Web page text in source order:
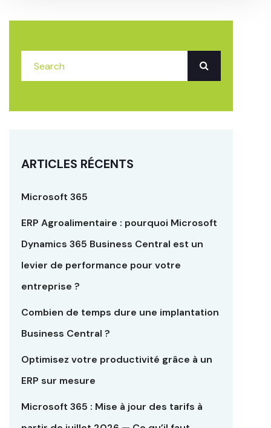
ARTICLES RÉCENTS
Microsoft 365
ERP Agroalimentaire : pourquoi Microsoft
Dynamics 365 Business Central est un
levier de performance pour votre
entreprise ?
Combien de temps dure une implantation
Business Central ?
Optimisez votre productivité grâce à un
ERP sur mesure
Microsoft 365 : Mise à jour des tarifs à